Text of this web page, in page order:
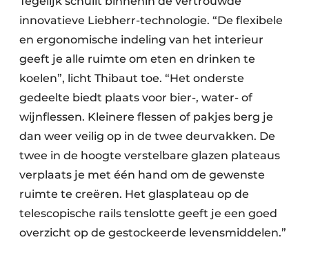
innovatieve Liebherr-technologie. “De flexibele
en ergonomische indeling van het interieur
geeft je alle ruimte om eten en drinken te
koelen”, licht Thibaut toe. “Het onderste
gedeelte biedt plaats voor bier-, water- of
wijnflessen. Kleinere flessen of pakjes berg je
dan weer veilig op in de twee deurvakken. De
twee in de hoogte verstelbare glazen plateaus
verplaats je met één hand om de gewenste
ruimte te creëren. Het glasplateau op de
telescopische rails tenslotte geeft je een goed
overzicht op de gestockeerde levensmiddelen.”